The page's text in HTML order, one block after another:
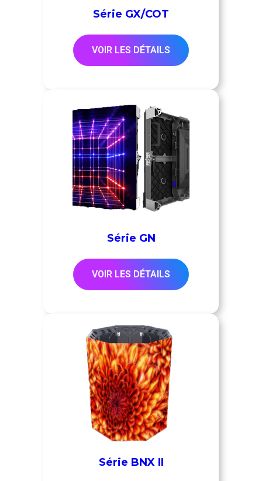
Série GX/COT
VOIR LES DÉTAILS
Série GN
VOIR LES DÉTAILS
Série BNX II